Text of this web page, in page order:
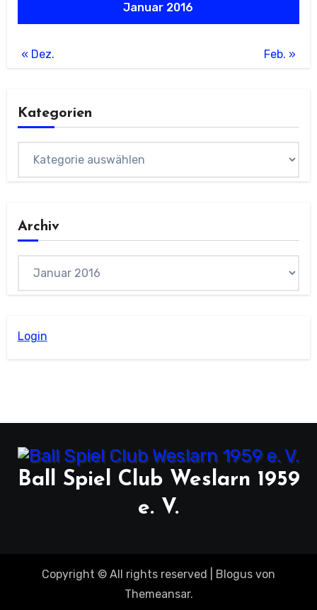
Januar 2016
« Dez. Feb. »
Kategorien
Archiv
Login
Ball Spiel Club Weslarn 1959
e. V.
Copyright © All rights reserved Blogus von
Themeansar.